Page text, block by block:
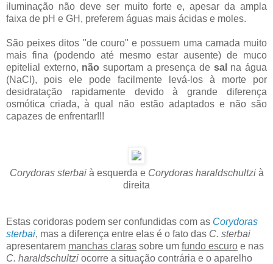
iluminação não deve ser muito forte e, apesar da ampla
faixa de pH e GH, preferem águas mais ácidas e moles.
São peixes ditos "de couro" e possuem uma camada muito
mais fina (podendo até mesmo estar ausente) de muco
epitelial externo, não suportam a presença de sal na água
(NaCl), pois ele pode facilmente levá-los à morte por
desidratação rapidamente devido à grande diferença
osmótica criada, à qual não estão adaptados e não são
capazes de enfrentar!!!
Corydoras sterbaià esquerda e Corydoras haraldschultzià
direita
Estas coridoras podem ser confundidas com as Corydoras
sterbai, mas a diferença entre elas é o fato das C. sterbai
apresentarem manchas claras sobre um fundo escuro e nas
C. haraldschultzi ocorre a situação contrária e o aparelho